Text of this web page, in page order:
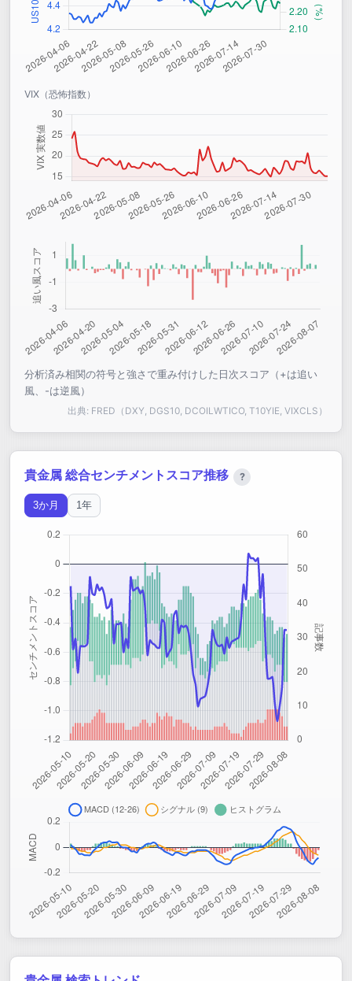
VIX（恐怖指数）
分析済み相関の符号と強さで重み付けした日次スコア（+は追い
風、-は逆風）
出典: FRED（DXY, DGS10, DCOILWTICO, T10YIE, VIXCLS）
貴金属 総合センチメントスコア推移 ?
3か月 1年